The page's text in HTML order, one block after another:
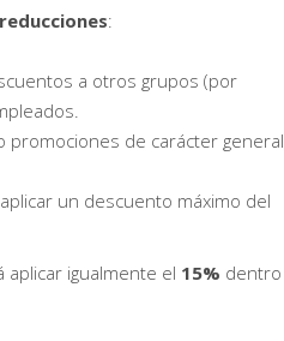
reducciones:
a otros grupos (por
promociones de carácter general
un descuento máximo del
igualmente el 15% dentro